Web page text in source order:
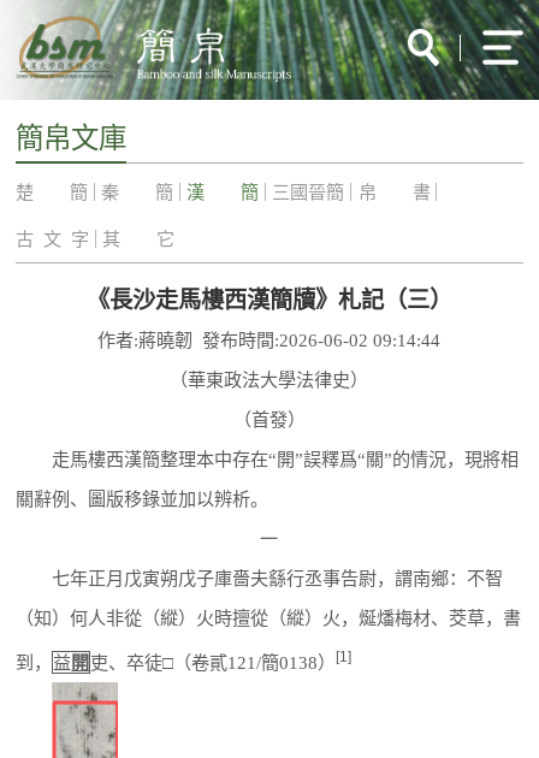
簡帛文庫
楚 簡 秦 簡 漢 簡 三國晉簡 帛 書
古 文 字 其 它
《長沙走馬樓西漢簡牘》札記（三）
作者:蔣曉韌 發布時間:2026-06-02 09:14:44
（華東政法大學法律史）
（首發）
走馬樓西漢簡整理本中存在“開”誤釋爲“關”的情況，現將相
關辭例、圖版移錄並加以辨析。
一
七年正月戊寅朔戊子庫嗇夫䌛行丞事告尉，謂南鄉：不智
（知）何人非從（縱）火時擅從（縱）火，烻燔梅材、茭草，書
到， 益開 吏、卒徒□（卷貳121/簡0138） [1]